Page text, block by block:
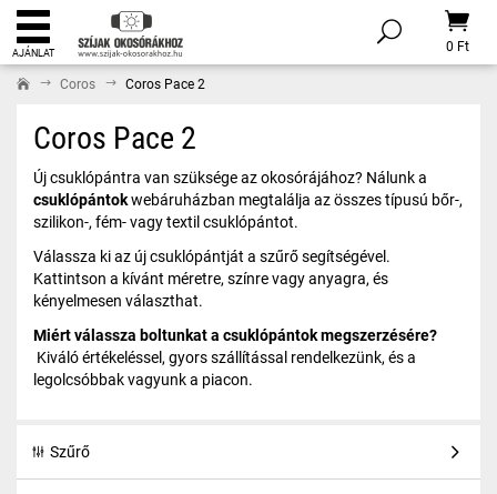
0 Ft
AJÁNLAT
Coros Coros Pace 2
Coros Pace 2
Új csuklópántra van szüksége az okosórájához? Nálunk a
csuklópántokwebáruházban megtalálja az összes típusú bőr-,
szilikon-, fém- vagy textil csuklópántot.
Válassza ki az új csuklópántját a szűrő segítségével.
Kattintson a kívánt méretre, színre vagy anyagra, és
kényelmesen választhat.
Miért válassza boltunkat a csuklópántok megszerzésére?
Kiváló értékeléssel, gyors szállítással rendelkezünk, és a
legolcsóbbak vagyunk a piacon.
Szűrő